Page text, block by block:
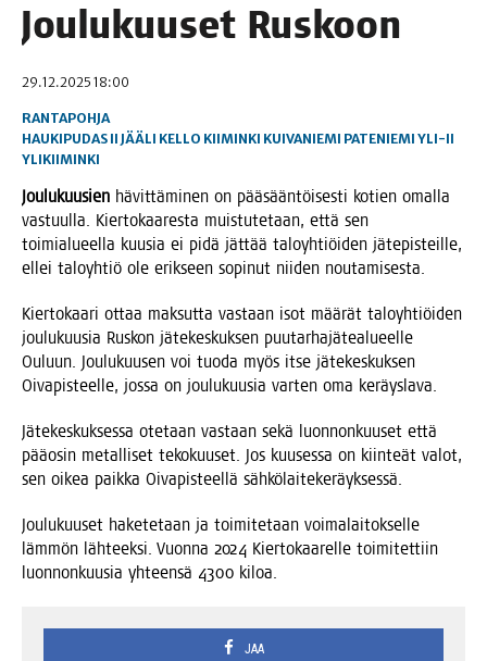
Jou­lu­kuuset Ruskoon
29.12.2025 18:00
RANTAPOHJA
HAUKIPUDAS II JÄÄLI KELLO KIIMINKI KUIVANIEMI PATENIEMI YLI-II
YLIKIIMINKI
Jou­lu­kuusien hävit­tä­mi­nen on pää­sään­töi­ses­ti kotien omal­la
vas­tuul­la. Kier­to­kaa­res­ta muis­tu­te­taan, että sen
toi­mia­lu­eel­la kuusia ei pidä jät­tää talo­yh­tiöi­den jäte­pis­teil­le,
ellei talo­yh­tiö ole erik­seen sopi­nut nii­den noutamisesta.
Kier­to­kaa­ri ottaa mak­sut­ta vas­taan isot mää­rät talo­yh­tiöi­den
jou­lu­kuusia Rus­kon jäte­kes­kuk­sen puu­tar­ha­jä­tea­lu­eel­le
Ouluun. Jou­lu­kuusen voi tuo­da myös itse jäte­kes­kuk­sen
Oiva­pis­teel­le, jos­sa on jou­lu­kuusia var­ten oma keräyslava.
Jäte­kes­kuk­ses­sa ote­taan vas­taan sekä luon­non­kuuset että
pää­osin metal­li­set teko­kuuset. Jos kuuses­sa on kiin­teät valot,
sen oikea paik­ka Oiva­pis­teel­lä sähkölaitekeräyksessä.
Jou­lu­kuuset hake­te­taan ja toi­mi­te­taan voi­ma­lai­tok­sel­le
läm­mön läh­teek­si. Vuon­na 2024 Kier­to­kaa­rel­le toi­mi­tet­tiin
luon­non­kuusia yhteen­sä 4300 kiloa.
JAA